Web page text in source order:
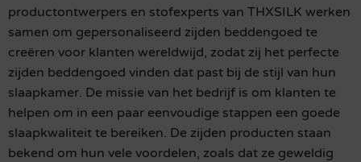
productontwerpers en stofexperts van THXSILK werken
samen om gepersonaliseerd zijden beddengoed te
creëren voor klanten wereldwijd, zodat zij het perfecte
zijden beddengoed vinden dat past bij de stijl van hun
slaapkamer. De missie van het bedrijf is om klanten te
helpen om in een paar eenvoudige stappen een goede
slaapkwaliteit te bereiken. De zijden producten staan
bekend om hun vele voordelen, zoals dat ze geweldig